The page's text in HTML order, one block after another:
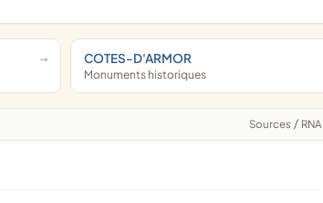
COTES-D'ARMOR
Monuments historiques
Sources / RNA